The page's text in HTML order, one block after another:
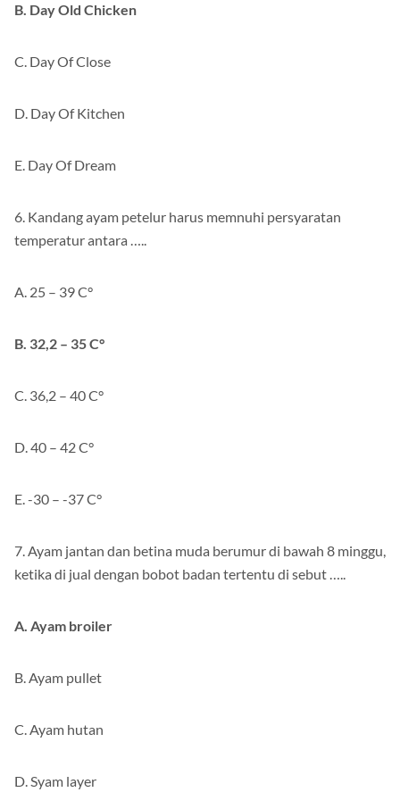
B. Day Old Chicken
C. Day Of Close
D. Day Of Kitchen
E. Day Of Dream
6. Kandang ayam petelur harus memnuhi persyaratan
temperatur antara …..
A. 25 – 39 C°
B. 32,2 – 35 C°
C. 36,2 – 40 C°
D. 40 – 42 C°
E. -30 – -37 C°
7. Ayam jantan dan betina muda berumur di bawah 8 minggu,
ketika di jual dengan bobot badan tertentu di sebut …..
A. Ayam broiler
B. Ayam pullet
C. Ayam hutan
D. Syam layer